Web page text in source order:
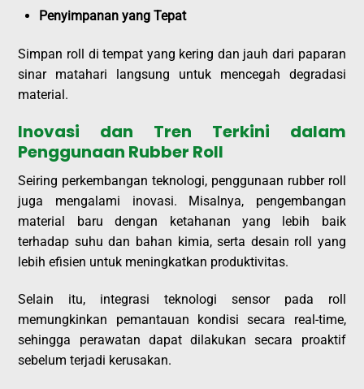
Penyimpanan yang Tepat
Simpan roll di tempat yang kering dan jauh dari paparan
sinar matahari langsung untuk mencegah degradasi
material.
Inovasi dan Tren Terkini dalam
Penggunaan Rubber Roll
Seiring perkembangan teknologi, penggunaan rubber roll
juga mengalami inovasi. Misalnya, pengembangan
material baru dengan ketahanan yang lebih baik
terhadap suhu dan bahan kimia, serta desain roll yang
lebih efisien untuk meningkatkan produktivitas.
Selain itu, integrasi teknologi sensor pada roll
memungkinkan pemantauan kondisi secara real-time,
sehingga perawatan dapat dilakukan secara proaktif
sebelum terjadi kerusakan.